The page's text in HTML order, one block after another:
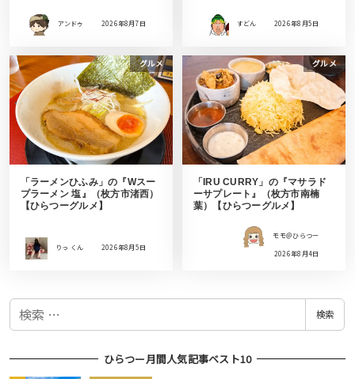
アンドゥ 2026年8月7日 すどん 2026年8月5日
グルメ
「ラーメンひふみ」の『Wスー
プラーメン 塩』（枚方市渚西）
【ひらつーグルメ】
りっ くん 2026年8月5日
グルメ
「IRU CURRY」の『マサラド
ーサプレート』（枚方市南楠
葉）【ひらつーグルメ】
モモ＠ひらつー
2026年8月4日
検
検索
ひらつー月間人気記事ベスト10